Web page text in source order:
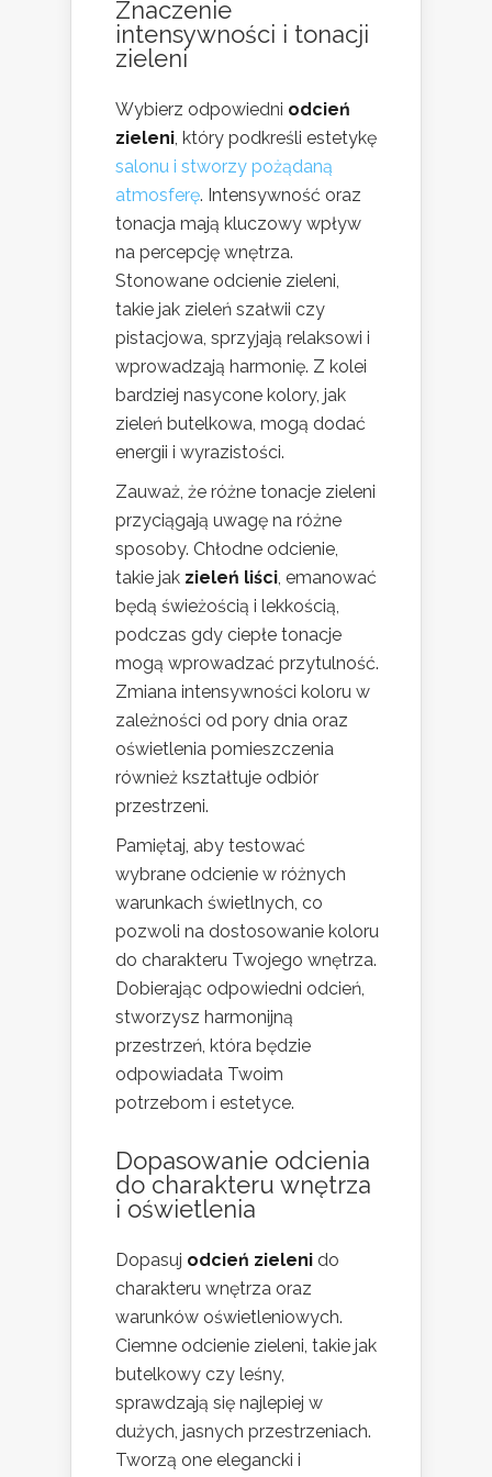
Znaczenie
intensywności i tonacji
zieleni
Wybierz odpowiedni odcień
zieleni, który podkreśli estetykę
salonu i stworzy pożądaną
atmosferę. Intensywność oraz
tonacja mają kluczowy wpływ
na percepcję wnętrza.
Stonowane odcienie zieleni,
takie jak zieleń szałwii czy
pistacjowa, sprzyjają relaksowi i
wprowadzają harmonię. Z kolei
bardziej nasycone kolory, jak
zieleń butelkowa, mogą dodać
energii i wyrazistości.
Zauważ, że różne tonacje zieleni
przyciągają uwagę na różne
sposoby. Chłodne odcienie,
takie jak zieleń liści, emanować
będą świeżością i lekkością,
podczas gdy ciepłe tonacje
mogą wprowadzać przytulność.
Zmiana intensywności koloru w
zależności od pory dnia oraz
oświetlenia pomieszczenia
również kształtuje odbiór
przestrzeni.
Pamiętaj, aby testować
wybrane odcienie w różnych
warunkach świetlnych, co
pozwoli na dostosowanie koloru
do charakteru Twojego wnętrza.
Dobierając odpowiedni odcień,
stworzysz harmonijną
przestrzeń, która będzie
odpowiadała Twoim
potrzebom i estetyce.
Dopasowanie odcienia
do charakteru wnętrza
i oświetlenia
Dopasuj odcień zieleni do
charakteru wnętrza oraz
warunków oświetleniowych.
Ciemne odcienie zieleni, takie jak
butelkowy czy leśny,
sprawdzają się najlepiej w
dużych, jasnych przestrzeniach.
Tworzą one elegancki i